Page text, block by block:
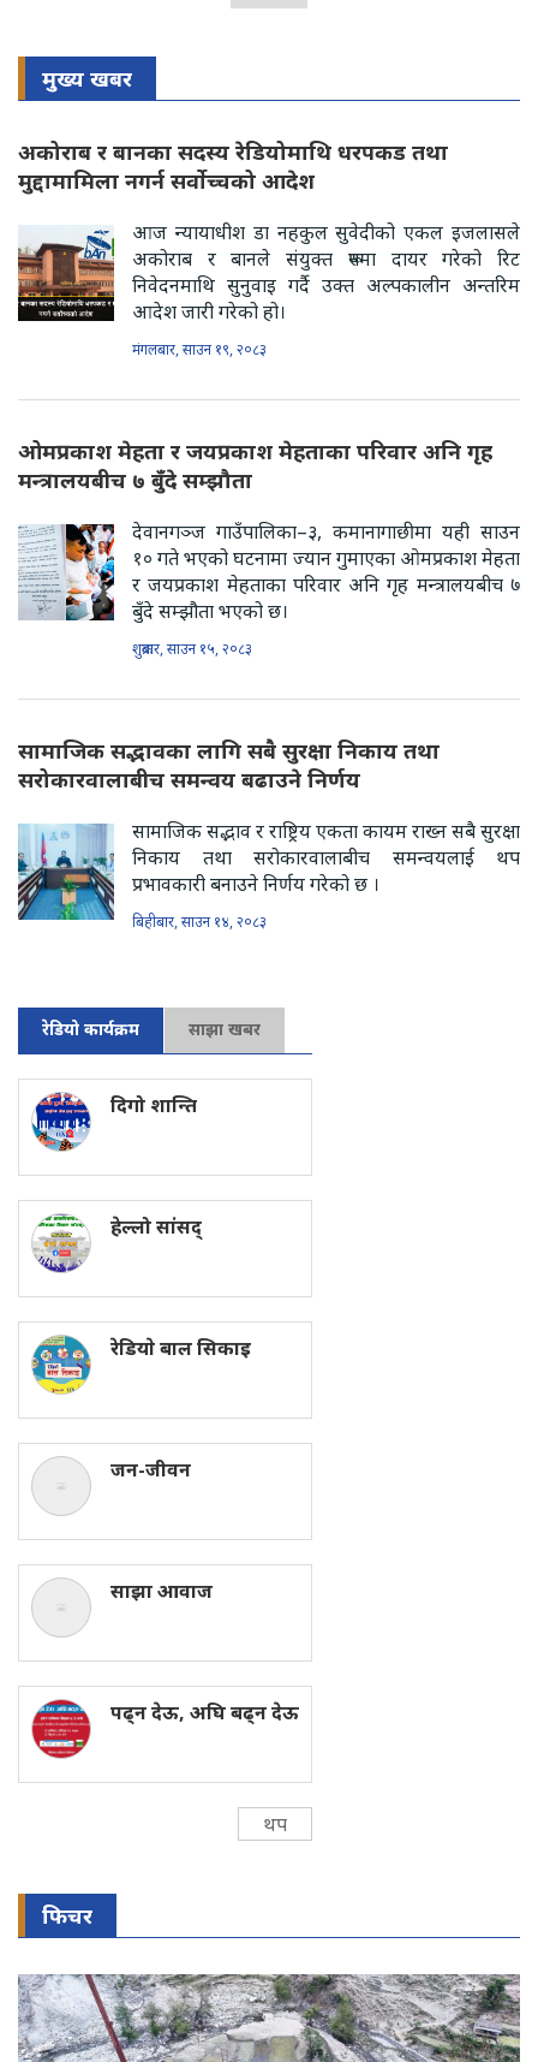
मुख्य खबर
अकोराब र बानका सदस्य रेडियोमाथि धरपकड तथा
मुद्दामामिला नगर्न सर्वोच्चको आदेश
आज न्यायाधीश डा नहकुल सुवेदीको एकल इजलासले
अकोराब र बानले संयुक्त रूपमा दायर गरेको रिट
निवेदनमाथि सुनुवाइ गर्दै उक्त अल्पकालीन अन्तरिम
आदेश जारी गरेको हो।
मंगलबार, साउन १९, २०८३
ओमप्रकाश मेहता र जयप्रकाश मेहताका परिवार अनि गृह
मन्त्रालयबीच ७ बुँदे सम्झौता
देवानगञ्ज गाउँपालिका–३, कमानागाछीमा यही साउन
१० गते भएको घटनामा ज्यान गुमाएका ओमप्रकाश मेहता
र जयप्रकाश मेहताका परिवार अनि गृह मन्त्रालयबीच ७
बुँदे सम्झौता भएको छ।
शुक्रबार, साउन १५, २०८३
सामाजिक सद्भावका लागि सबै सुरक्षा निकाय तथा
सरोकारवालाबीच समन्वय बढाउने निर्णय
सामाजिक सद्भाव र राष्ट्रिय एकता कायम राख्न सबै सुरक्षा
निकाय तथा सरोकारवालाबीच समन्वयलाई थप
प्रभावकारी बनाउने निर्णय गरेको छ ।
बिहीबार, साउन १४, २०८३
रेडियो कार्यक्रम साझा खबर
दिगो शान्ति
हेल्लो सांसद्
रेडियाे बाल सिकाइ
जन-जीवन
साझा आवाज
पढ्न देऊ, अघि बढ्न देऊ
थप
फिचर